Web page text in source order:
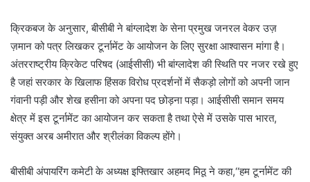
क्रिकबज के अनुसार, बीसीबी ने बांग्लादेश के सेना प्रमुख जनरल वेकर उज़
ज़मान को पत्र लिखकर टूर्नामेंट के आयोजन के लिए सुरक्षा आश्वासन मांगा है।
अंतरराष्ट्रीय क्रिकेट परिषद (आईसीसी) भी बांग्लादेश की स्थिति पर नजर रखे हुए
है जहां सरकार के खिलाफ हिंसक विरोध प्रदर्शनों में सैकड़ो लोगों को अपनी जान
गंवानी पड़ी और शेख हसीना को अपना पद छोड़ना पड़ा। आईसीसी समान समय
क्षेत्र में इस टूर्नामेंट का आयोजन कर सकता है तथा ऐसे में उसके पास भारत,
संयुक्त अरब अमीरात और श्रीलंका विकल्प होंगे।
बीसीबी अंपायरिंग कमेटी के अध्यक्ष इफ्तिखार अहमद मिठू ने कहा,‘‘हम टूर्नामेंट की